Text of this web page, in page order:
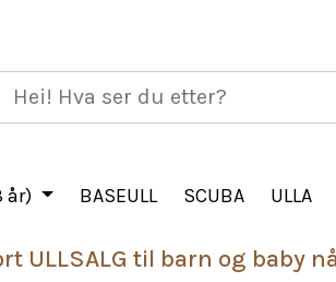
år) BASEULL SCUBA ULLA
ULLSALG til barn og baby